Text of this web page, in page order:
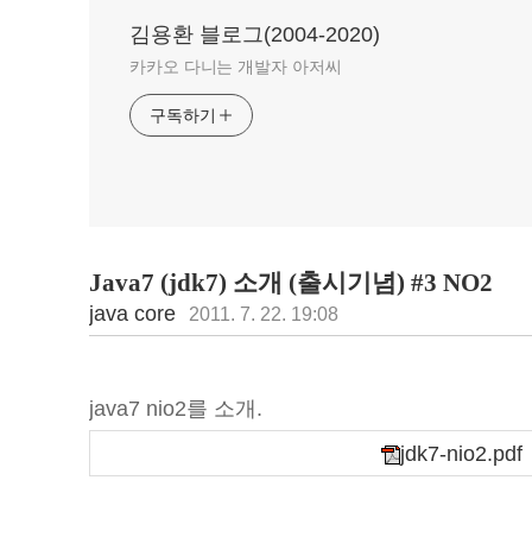
김용환 블로그(2004-2020)
카카오 다니는 개발자 아저씨
구독하기
Java7 (jdk7) 소개 (출시기념) #3 NO2
java core 2011. 7. 22. 19:08
java7 nio2를 소개.
jdk7-nio2.pdf